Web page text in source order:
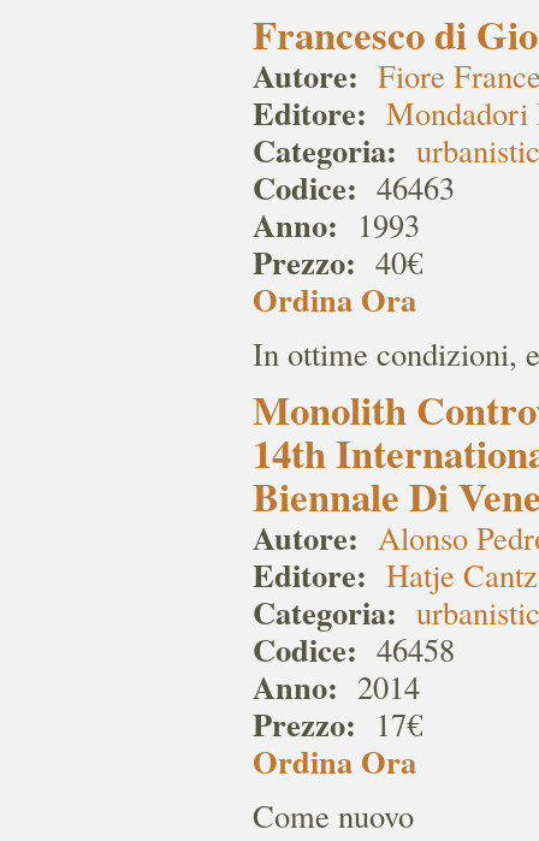
Francesco di
Autore: Fiore
Editore: Mondadori
Categoria:
Codice: 46463
Anno: 1993
Prezzo: 40€
Ordina Ora
In ottime condizioni,
Monolith
14th
Biennale Di
Autore: Alonso
Editore: Hatje
Categoria:
Codice: 46458
Anno: 2014
Prezzo: 17€
Ordina Ora
Come nuovo